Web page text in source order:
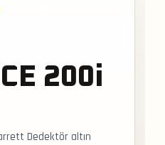
200i
Dedektör altın